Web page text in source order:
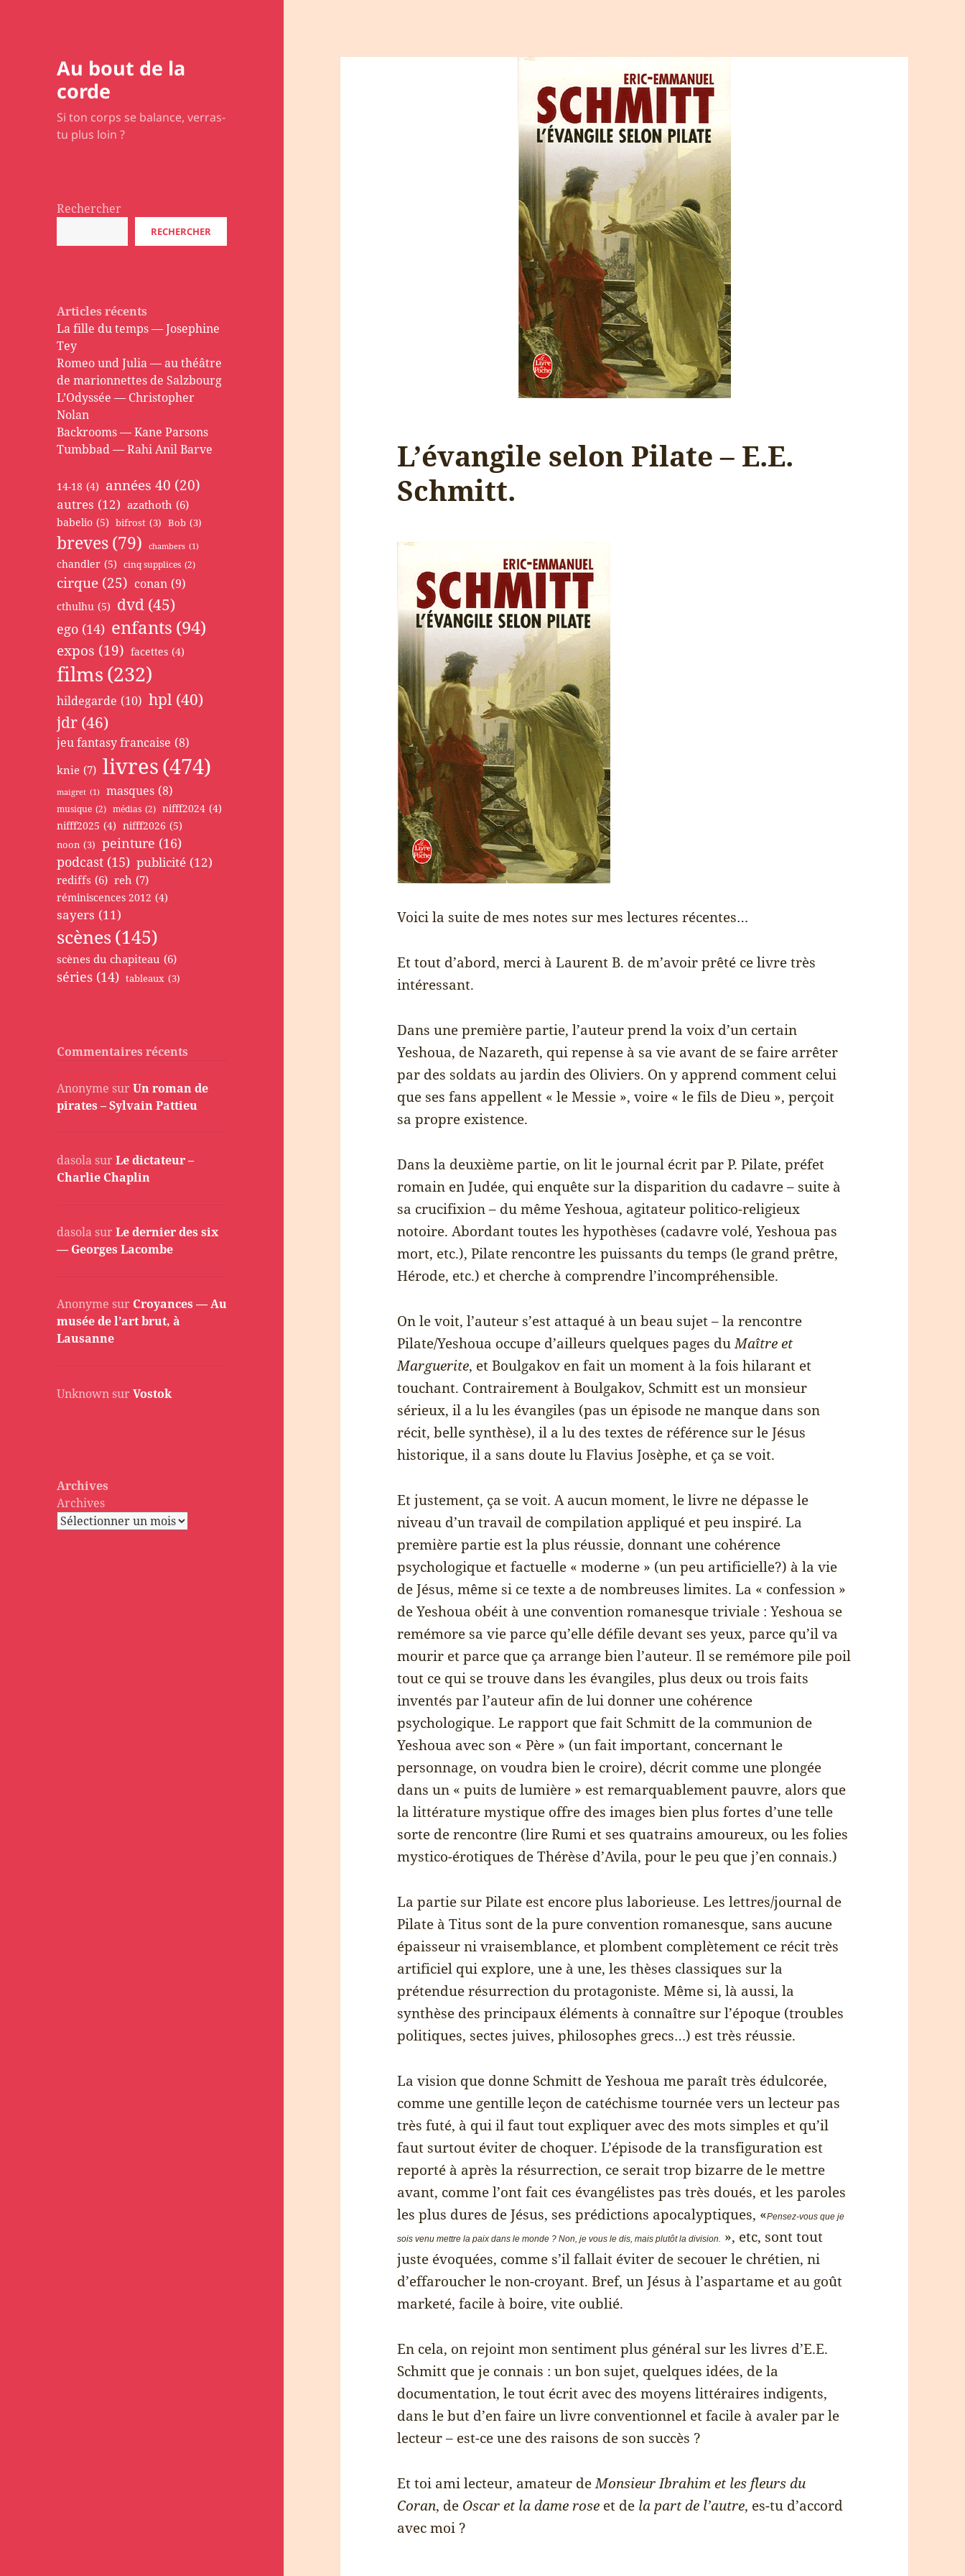
Au bout de la
corde
Si ton corps se balance, verras-
tu plus loin ?
Rechercher
RECHERCHER
Articles récents
La fille du temps — Josephine
Tey
Romeo und Julia — au théâtre
de marionnettes de Salzbourg
L’Odyssée — Christopher
Nolan
Backrooms — Kane Parsons
Tumbbad — Rahi Anil Barve
14-18 (4) années 40 (20)
autres (12) azathoth (6)
babelio (5) bifrost (3) Bob (3)
breves(79) chambers (1)
chandler (5) cinq supplices (2)
cirque (25) conan (9)
cthulhu (5) dvd (45)
ego (14) enfants (94)
expos (19) facettes (4)
films(232)
hildegarde (10) hpl (40)
jdr (46)
jeu fantasy francaise (8)
knie (7) livres(474)
maigret (1) masques (8)
musique (2) médias (2) nifff2024 (4)
nifff2025 (4) nifff2026 (5)
noon (3) peinture (16)
podcast (15) publicité (12)
rediffs (6) reh (7)
réminiscences 2012 (4)
sayers (11)
scènes(145)
scènes du chapiteau (6)
séries (14) tableaux (3)
Commentaires récents
Anonyme surUn roman de
pirates – Sylvain Pattieu
dasolasurLe dictateur –
Charlie Chaplin
dasolasurLe dernier des six
— Georges Lacombe
Anonyme sur Croyances — Au
musée de l’art brut, à
Lausanne
UnknownsurVostok
Archives
Archives
L’évangile selon Pilate – E.E.
Schmitt.
Voici la suite de mes notes sur mes lectures récentes…
Et tout d’abord, merci à Laurent B. de m’avoir prêté ce livre très
intéressant.
Dans une première partie, l’auteur prend la voix d’un certain
Yeshoua, de Nazareth, qui repense à sa vie avant de se faire arrêter
par des soldats au jardin des Oliviers. On y apprend comment celui
que ses fans appellent « le Messie », voire « le fils de Dieu », perçoit
sa propre existence.
Dans la deuxième partie, on lit le journal écrit par P. Pilate, préfet
romain en Judée, qui enquête sur la disparition du cadavre – suite à
sa crucifixion – du même Yeshoua, agitateur politico-religieux
notoire. Abordant toutes les hypothèses (cadavre volé, Yeshoua pas
mort, etc.), Pilate rencontre les puissants du temps (le grand prêtre,
Hérode, etc.) et cherche à comprendre l’incompréhensible.
On le voit, l’auteur s’est attaqué à un beau sujet – la rencontre
Pilate/Yeshoua occupe d’ailleurs quelques pages duMaître et
Marguerite, et Boulgakov en fait un moment à la fois hilarant et
touchant. Contrairement à Boulgakov, Schmitt est un monsieur
sérieux, il a lu les évangiles (pas un épisode ne manque dans son
récit, belle synthèse), il a lu des textes de référence sur le Jésus
historique, il a sans doute lu Flavius Josèphe, et ça se voit.
Et justement, ça se voit. A aucun moment, le livre ne dépasse le
niveau d’un travail de compilation appliqué et peu inspiré. La
première partie est la plus réussie, donnant une cohérence
psychologique et factuelle « moderne » (un peu artificielle?) à la vie
de Jésus, même si ce texte a de nombreuses limites. La « confession »
de Yeshoua obéit à une convention romanesque triviale : Yeshoua se
remémore sa vie parce qu’elle défile devant ses yeux, parce qu’il va
mourir et parce que ça arrange bien l’auteur. Il se remémore pile poil
tout ce qui se trouve dans les évangiles, plus deux ou trois faits
inventés par l’auteur afin de lui donner une cohérence
psychologique. Le rapport que fait Schmitt de la communion de
Yeshoua avec son « Père » (un fait important, concernant le
personnage, on voudra bien le croire), décrit comme une plongée
dans un « puits de lumière » est remarquablement pauvre, alors que
la littérature mystique offre des images bien plus fortes d’une telle
sorte de rencontre (lire Rumi et ses quatrains amoureux, ou les folies
mystico-érotiques de Thérèse d’Avila, pour le peu que j’en connais.)
La partie sur Pilate est encore plus laborieuse. Les lettres/journal de
Pilate à Titus sont de la pure convention romanesque, sans aucune
épaisseur ni vraisemblance, et plombent complètement ce récit très
artificiel qui explore, une à une, les thèses classiques sur la
prétendue résurrection du protagoniste. Même si, là aussi, la
synthèse des principaux éléments à connaître sur l’époque (troubles
politiques, sectes juives, philosophes grecs…) est très réussie.
La vision que donne Schmitt de Yeshoua me paraît très édulcorée,
comme une gentille leçon de catéchisme tournée vers un lecteur pas
très futé, à qui il faut tout expliquer avec des mots simples et qu’il
faut surtout éviter de choquer. L’épisode de la transfiguration est
reporté à après la résurrection, ce serait trop bizarre de le mettre
avant, comme l’ont fait ces évangélistes pas très doués, et les paroles
les plus dures de Jésus, ses prédictions apocalyptiques, «Pensez-vous que je
sois venu mettre la paix dans le monde ? Non, je vous le dis, mais plutôt la division. », etc, sont tout
juste évoquées, comme s’il fallait éviter de secouer le chrétien, ni
d’effaroucher le non-croyant. Bref, un Jésus à l’aspartame et au goût
marketé, facile à boire, vite oublié.
En cela, on rejoint mon sentiment plus général sur les livres d’E.E.
Schmitt que je connais : un bon sujet, quelques idées, de la
documentation, le tout écrit avec des moyens littéraires indigents,
dans le but d’en faire un livre conventionnel et facile à avaler par le
lecteur – est-ce une des raisons de son succès ?
Et toi ami lecteur, amateur deMonsieur Ibrahim et les fleurs du
Coran, de Oscar et la dame rose et de la part de l’autre, es-tu d’accord
avec moi ?